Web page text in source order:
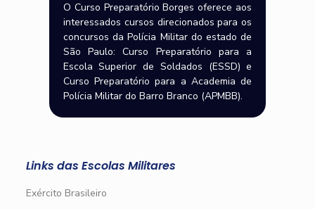
O Curso Preparatório Borges oferece aos
interessados cursos direcionados para os
concursos da Polícia Militar do estado de
São Paulo: Curso Preparatório para a
Escola Superior de Soldados (ESSD) e
Curso Preparatório para a Academia de
Polícia Militar do Barro Branco (APMBB).
Links das Escolas Militares
Exército Brasileiro